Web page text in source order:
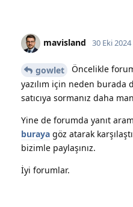
mavisland 30 Eki 2024
gowlet
Öncelikle
yazılım için neden burada
satıcıya sormanız daha
Yine de forumda yanıt
buraya göz atarak
bizimle paylaşınız.
İyi forumlar.